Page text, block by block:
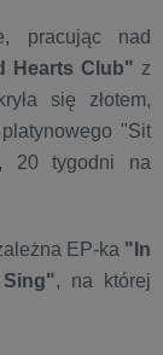
pracując nad
Hearts Club" z
się złotem,
"Sit
20 tygodni na
EP-ka "In
, na której